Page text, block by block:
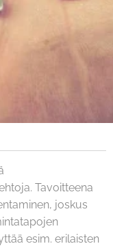
Tavoitteena
joskus
esim. erilaisten